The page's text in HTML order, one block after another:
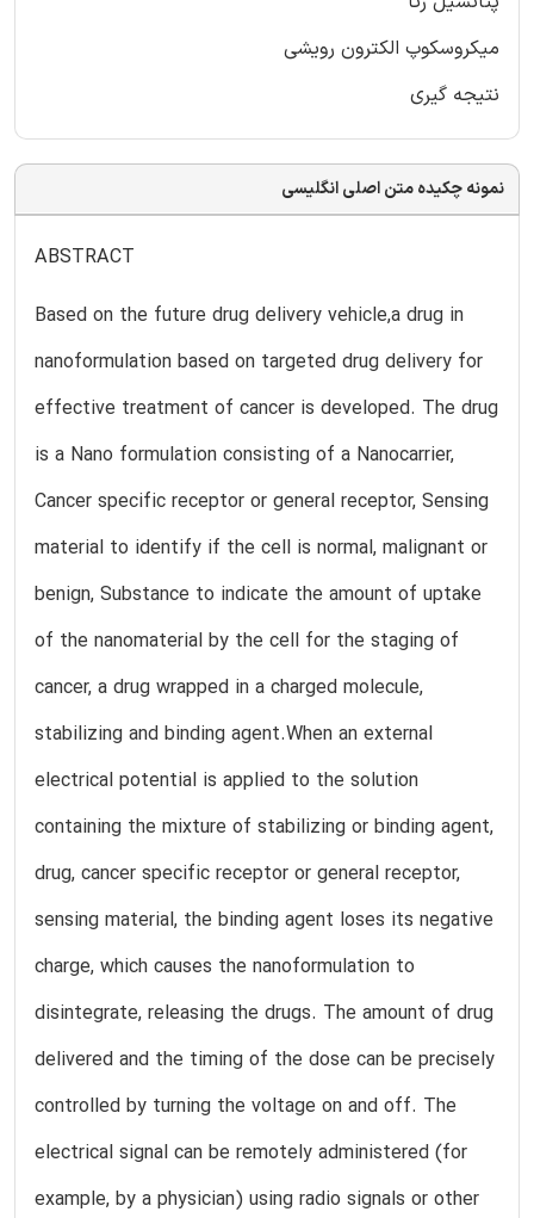
میکروسکوپ الکترون رویشی
نتیجه گیری
نمونه چکیده متن اصلی انگلیسی
ABSTRACT
Based on the future drug delivery vehicle,a drug in
nanoformulation based on targeted drug delivery for
effective treatment of cancer is developed. The drug
is a Nano formulation consisting of a Nanocarrier,
Cancer specific receptor or general receptor, Sensing
material to identify if the cell is normal, malignant or
benign, Substance to indicate the amount of uptake
of the nanomaterial by the cell for the staging of
cancer, a drug wrapped in a charged molecule,
stabilizing and binding agent.When an external
electrical potential is applied to the solution
containing the mixture of stabilizing or binding agent,
drug, cancer specific receptor or general receptor,
sensing material, the binding agent loses its negative
charge, which causes the nanoformulation to
disintegrate, releasing the drugs. The amount of drug
delivered and the timing of the dose can be precisely
controlled by turning the voltage on and off. The
electrical signal can be remotely administered (for
example, by a physician) using radio signals or other